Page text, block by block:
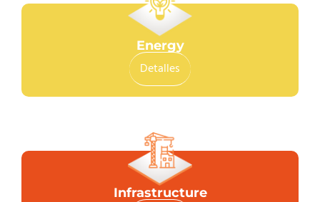
Energy
Detalles
Infrastructure